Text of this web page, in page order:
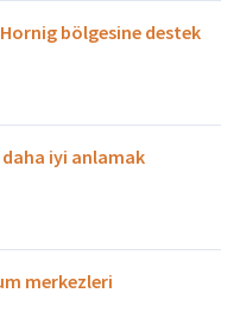
bölgesine destek
iyi anlamak
merkezleri